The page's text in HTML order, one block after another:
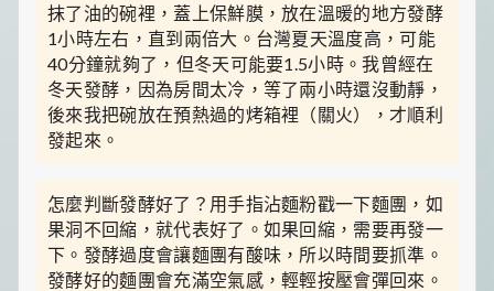
抹了油的碗裡，蓋上保鮮膜，放在溫暖的地方發酵
1小時左右，直到兩倍大。台灣夏天溫度高，可能
40分鐘就夠了，但冬天可能要1.5小時。我曾經在
冬天發酵，因為房間太冷，等了兩小時還沒動靜，
後來我把碗放在預熱過的烤箱裡（關火），才順利
發起來。
怎麼判斷發酵好了？用手指沾麵粉戳一下麵團，如
果洞不回縮，就代表好了。如果回縮，需要再發一
下。發酵過度會讓麵團有酸味，所以時間要抓準。
發酵好的麵團會充滿空氣感，輕輕按壓會彈回來。